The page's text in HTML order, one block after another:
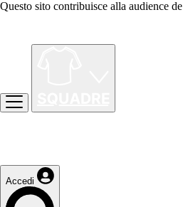
Questo sito contribuisce alla audience de
Accedi